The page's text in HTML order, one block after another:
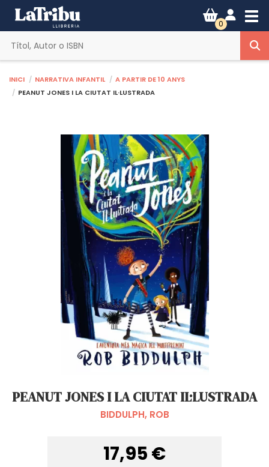
0
Inici Narrativa infantil
A partir de 10 anys
PEANUT JONES I LA CIUTAT IL·LUSTRADA
PEANUT JONES I LA CIUTAT IL·LUSTRADA
BIDDULPH, ROB
17,95 €